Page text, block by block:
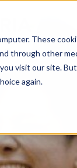
These
through other
visit our site.
again.